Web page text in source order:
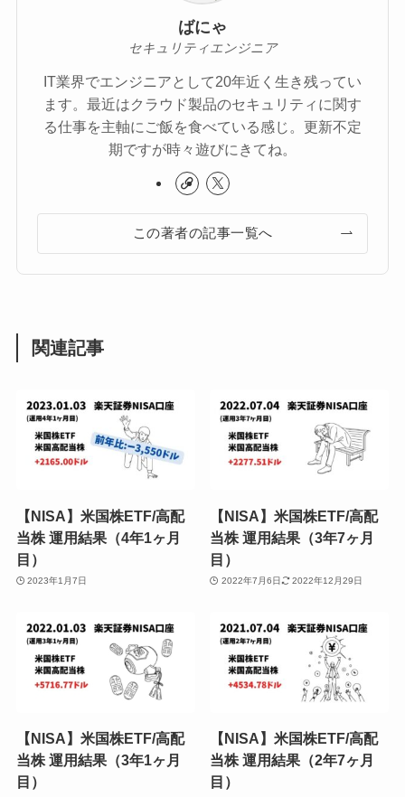
ばにゃ
セキュリティエンジニア
IT業界でエンジニアとして20年近く生き残ってい
ます。最近はクラウド製品のセキュリティに関す
る仕事を主軸にご飯を食べている感じ。更新不定
期ですが時々遊びにきてね。
この著者の記事一覧へ
関連記事
【NISA】米国株ETF/高配
当株 運用結果（4年1ヶ月
目）
2023年1月7日
【NISA】米国株ETF/高配
当株 運用結果（3年7ヶ月
目）
2022年7月6日 2022年12月29日
【NISA】米国株ETF/高配
当株 運用結果（3年1ヶ月
目）
【NISA】米国株ETF/高配
当株 運用結果（2年7ヶ月
目）